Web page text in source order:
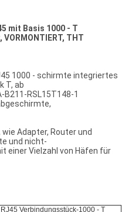
mit Basis 1000 - T
THT
1000 - schirmte integriertes
T, ab
RSL15T148-1
Adapter, Router und
und nicht-
einer Vielzahl von Häfen für
Verbindungsstück-1000 - T